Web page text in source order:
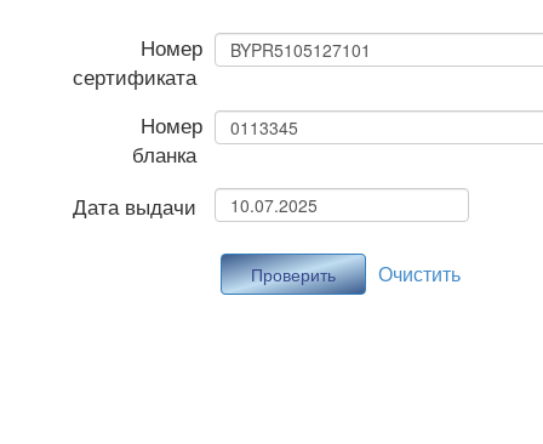
Номер
сертификата
Номер
бланка
Дата выдачи
Проверить Очистить